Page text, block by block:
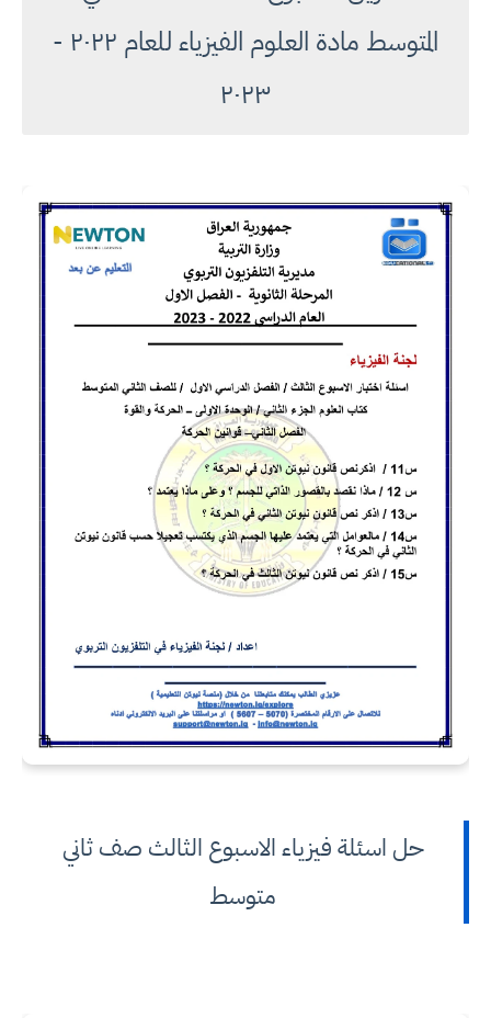
المتوسط مادة العلوم الفيزياء للعام ٢٠٢٢ -
٢٠٢٣
حل اسئلة فيزياء الاسبوع الثالث صف ثاني
متوسط